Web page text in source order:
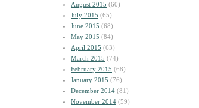
August 2015 (60)
July 2015 (65)
June 2015 (68)
May 2015 (84)
April 2015 (63)
March 2015 (74)
February 2015 (68)
January 2015 (76)
December 2014 (81)
November 2014 (59)